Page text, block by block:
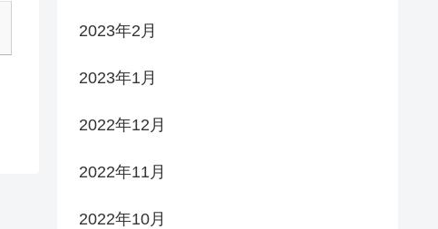
2023年2月
2023年1月
2022年12月
2022年11月
2022年10月